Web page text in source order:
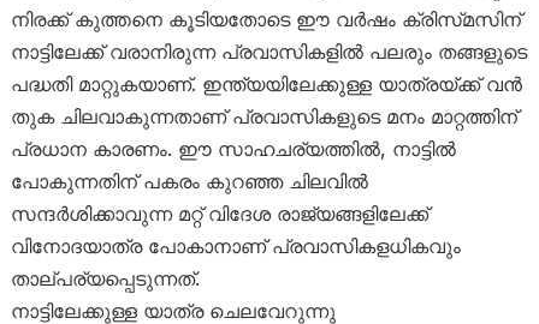
നിരക്ക് കുത്തനെ കൂടിയതോടെ ഈ വർഷം ക്രിസ്‌മസിന്
നാട്ടിലേക്ക് വരാനിരുന്ന പ്രവാസികളിൽ പലരും തങ്ങളുടെ
പദ്ധതി മാറ്റുകയാണ്. ഇന്ത്യയിലേക്കുള്ള യാത്രയ്ക്ക് വൻ
തുക ചിലവാകുന്നതാണ് പ്രവാസികളുടെ മനം മാറ്റത്തിന്
പ്രധാന കാരണം. ഈ സാഹചര്യത്തിൽ, നാട്ടിൽ
പോകുന്നതിന് പകരം കുറഞ്ഞ ചിലവിൽ
സന്ദർശിക്കാവുന്ന മറ്റ് വിദേശ രാജ്യങ്ങളിലേക്ക്
വിനോദയാത്ര പോകാനാണ് പ്രവാസികളധികവും
താല്പര്യപ്പെടുന്നത്.
നാട്ടിലേക്കുള്ള യാത്ര ചെലവേറുന്നു